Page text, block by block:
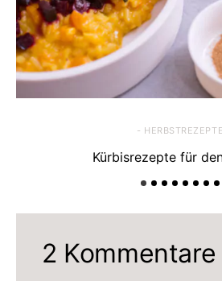
- HERBSTREZEPTE
Kürbisrezepte für
2 Kommentare